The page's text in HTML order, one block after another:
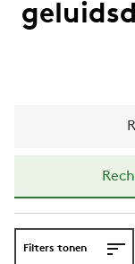
Filters tonen